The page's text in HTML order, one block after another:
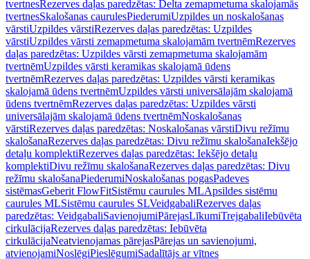
tvertnesRezerves daļas paredzētas: Delta zemapmetuma skalojamās
tvertnesSkalošanas caurulesPiederumiUzpildes un noskalošanas
vārstiUzpildes vārstiRezerves daļas paredzētas: Uzpildes
vārstiUzpildes vārsti zemapmetuma skalojamām tvertnēmRezerves
daļas paredzētas: Uzpildes vārsti zemapmetuma skalojamām
tvertnēmUzpildes vārsti keramikas skalojamā ūdens
tvertnēmRezerves daļas paredzētas: Uzpildes vārsti keramikas
skalojamā ūdens tvertnēmUzpildes vārsti universālajām skalojamā
ūdens tvertnēmRezerves daļas paredzētas: Uzpildes vārsti
universālajām skalojamā ūdens tvertnēmNoskalošanas
vārstiRezerves daļas paredzētas: Noskalošanas vārstiDivu režīmu
skalošanaRezerves daļas paredzētas: Divu režīmu skalošanaIekšējo
detaļu komplektiRezerves daļas paredzētas: Iekšējo detaļu
komplektiDivu režīmu skalošanaRezerves daļas paredzētas: Divu
režīmu skalošanaPiederumiNoskalošanas pogasPadeves
sistēmasGeberit FlowFitSistēmu caurules MLApsildes sistēmu
caurules MLSistēmu caurules SLVeidgabaliRezerves daļas
paredzētas: VeidgabaliSavienojumiPārejasLīkumiTrejgabaliIebūvēta
cirkulācijaRezerves daļas paredzētas: Iebūvēta
cirkulācijaNeatvienojamas pārejasPārejas un savienojumi,
atvienojamiNoslēgiPieslēgumiSadalītājs ar vītnes